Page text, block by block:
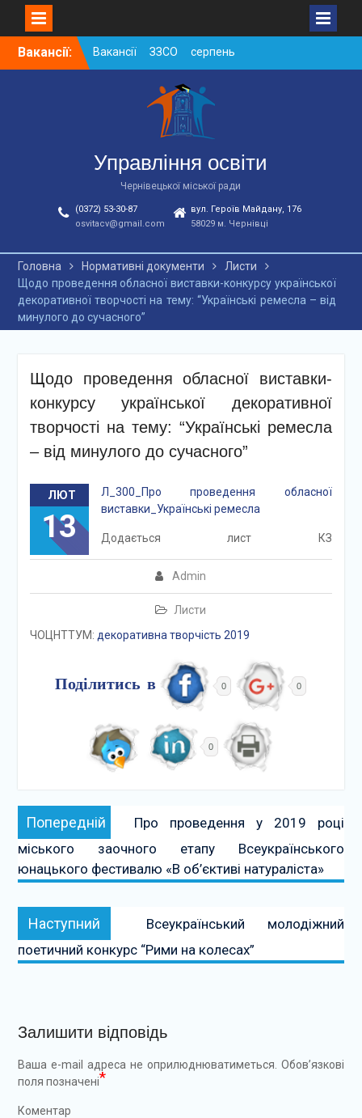
SkipВакансії:
Вакансії ЗЗСО серпень
2026
Вакансії ЗЗСО червень
Вакансії у ЗДО та
дошкільних підрозділах
ЗЗСО станом на
01.08.2026 р.
Управління освіти
Чернівецької міської ради
(0372) 53-30-87
osvitacv@gmail.com
вул. Героїв Майдану, 176
58029 м. Чернівці
Головна Нормативні документи
Листи
Щодо проведення обласної виставки-конкурсу української
декоративної творчості на тему: “Українські ремесла – від
минулого до сучасного”
Щодо проведення обласної виставки-
конкурсу української декоративної
творчості на тему: “Українські ремесла
– від минулого до сучасного”
ЛЮТ
13
Admin
Листи
Л_300_Про проведення обласної
виставки_Українські ремесла
Додається лист КЗ
ЧОЦНТТУМ: декоративна творчість 2019
Поділитись в 0 0
0
Навігація
записів
Попередній Попередній:
Про проведення у 2019 році
міського заочного етапу Всеукраїнського
юнацького фестивалю «В об’єктиві натураліста»
Наступний Наступний:
Всеукраїнський молодіжний
поетичний конкурс “Рими на колесах”
Залишити відповідь
Ваша e-mail адреса не оприлюднюватиметься. Обов’язкові
поля позначені*
Коментар